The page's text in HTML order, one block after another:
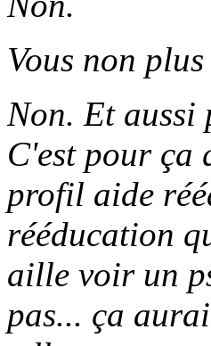
Vous non
Non. Et aussi
C'est pour ça
profil aide
rééducation
aille voir un
pas... ça